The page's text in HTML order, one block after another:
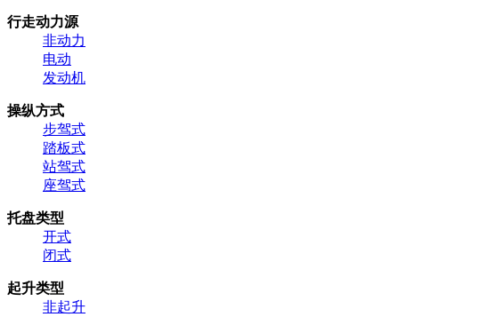
行走动力源
非动力
电动
发动机
操纵方式
步驾式
踏板式
站驾式
座驾式
托盘类型
开式
闭式
起升类型
非起升